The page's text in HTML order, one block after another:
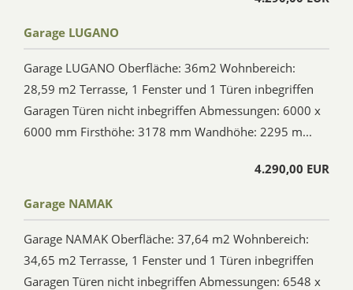
Garage LUGANO
Garage LUGANO Oberfläche: 36m2 Wohnbereich:
28,59 m2 Terrasse, 1 Fenster und 1 Türen inbegriffen
Garagen Türen nicht inbegriffen Abmessungen: 6000 x
6000 mm Firsthöhe: 3178 mm Wandhöhe: 2295 m...
4.290,00 EUR
Garage NAMAK
Garage NAMAK Oberfläche: 37,64 m2 Wohnbereich:
34,65 m2 Terrasse, 1 Fenster und 1 Türen inbegriffen
Garagen Türen nicht inbegriffen Abmessungen: 6548 x